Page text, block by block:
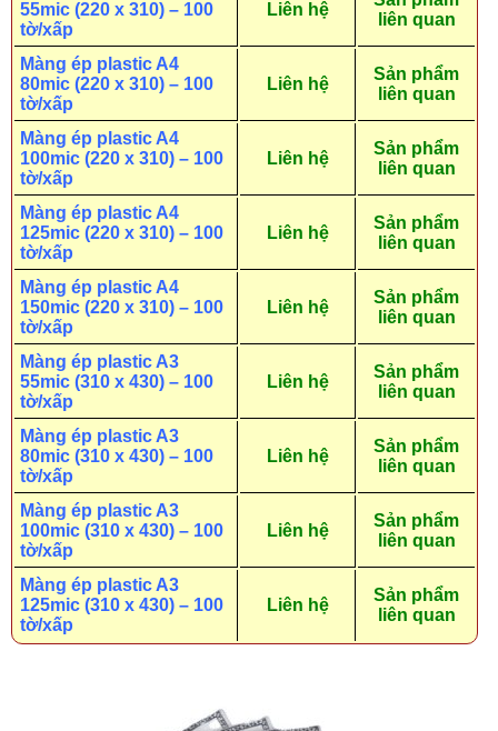
55mic (220 x 310) – 100
tờ/xấp
Liên hệ
liên quan
Màng ép plastic A4
80mic (220 x 310) – 100
tờ/xấp
Liên hệ
Sản phẩm
liên quan
Màng ép plastic A4
100mic (220 x 310) – 100
tờ/xấp
Liên hệ
Sản phẩm
liên quan
Màng ép plastic A4
125mic (220 x 310) – 100
tờ/xấp
Liên hệ
Sản phẩm
liên quan
Màng ép plastic A4
150mic (220 x 310) – 100
tờ/xấp
Liên hệ
Sản phẩm
liên quan
Màng ép plastic A3
55mic (310 x 430) – 100
tờ/xấp
Liên hệ
Sản phẩm
liên quan
Màng ép plastic A3
80mic (310 x 430) – 100
tờ/xấp
Liên hệ
Sản phẩm
liên quan
Màng ép plastic A3
100mic (310 x 430) – 100
tờ/xấp
Liên hệ
Sản phẩm
liên quan
Màng ép plastic A3
125mic (310 x 430) – 100
tờ/xấp
Liên hệ
Sản phẩm
liên quan